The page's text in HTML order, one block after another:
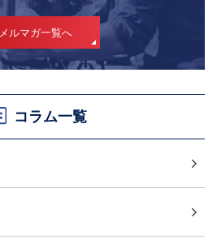
メルマガ一覧へ
コラム一覧